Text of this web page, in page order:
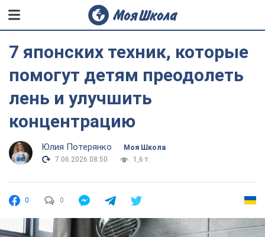
7 японских техник, которые
помогут детям преодолеть
лень и улучшить
концентрацию
Юлия Потерянко
Моя Школа
7.06.2026 08:50
1,6 т.
0 0